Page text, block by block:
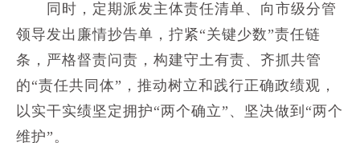
同时，定期派发主体责任清单、向市级分管
领导发出廉情抄告单，拧紧“关键少数”责任链
条，严格督责问责，构建守土有责、齐抓共管
的“责任共同体”，推动树立和践行正确政绩观，
以实干实绩坚定拥护“两个确立”、坚决做到“两个
维护”。